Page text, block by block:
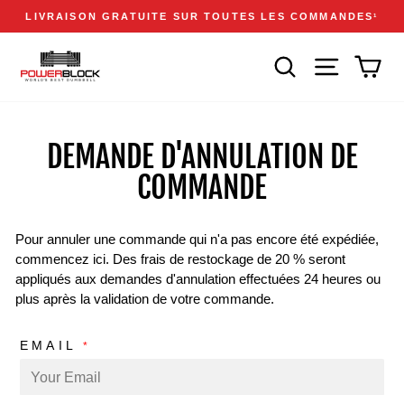
contenu
Diaporama
Announcements
LIVRAISON GRATUITE SUR TOUTES LES COMMANDES1
RECHERCHERNAVIGATION
DEMANDE D'ANNULATION DE
COMMANDE
Pour annuler une commande qui n'a pas encore été expédiée,
commencez ici. Des frais de restockage de 20 % seront
appliqués aux demandes d'annulation effectuées 24 heures ou
plus après la validation de votre commande.
EMAIL *